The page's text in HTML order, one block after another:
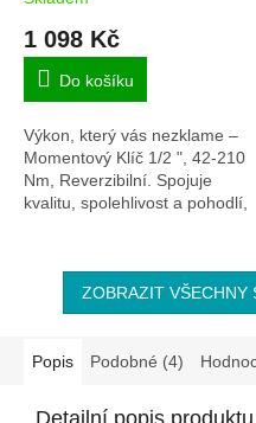
1 098 Kč
Do košíku
Výkon, který vás nezklame –
Momentový Klíč 1/2 ", 42-210
Nm, Reverzibilní. Spojuje
kvalitu, spolehlivost a pohodlí,
ZOBRAZIT VŠECHNY
Popis Podobné (4)